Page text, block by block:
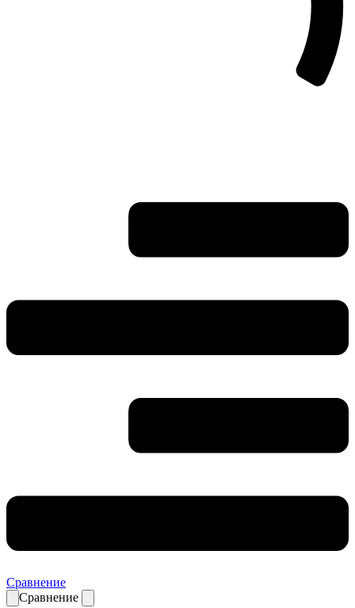
Сравнение
Сравнение